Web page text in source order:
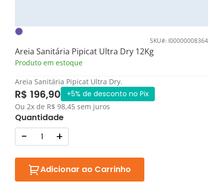
SKU#: I00000008364
Areia Sanitária Pipicat Ultra Dry 12Kg
Produto em estoque
Areia Sanitária Pipicat Ultra Dry.
R$ 196,90 +5% de desconto no Pix
Ou 2x de R$ 98,45 sem juros
Quantidade
- +
Adicionar ao Carrinho